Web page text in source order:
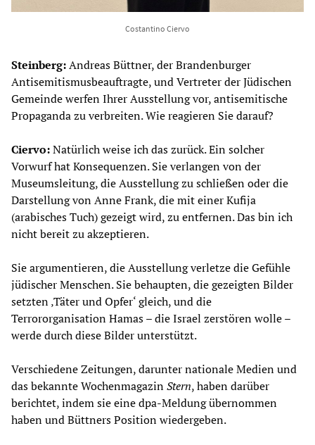
Costantino Ciervo
Steinberg:Andreas Büttner, der Brandenburger
Antisemitismusbeauftragte, und Vertreter der Jüdischen
Gemeinde werfen Ihrer Ausstellung vor, antisemitische
Propaganda zu verbreiten. Wie reagieren Sie darauf?
Ciervo:Natürlich weise ich das zurück. Ein solcher
Vorwurf hat Konsequenzen. Sie verlangen von der
Museumsleitung, die Ausstellung zu schließen oder die
Darstellung von Anne Frank, die mit einer Kufija
(arabisches Tuch) gezeigt wird, zu entfernen. Das bin ich
nicht bereit zu akzeptieren.
Sie argumentieren, die Ausstellung verletze die Gefühle
jüdischer Menschen. Sie behaupten, die gezeigten Bilder
setzten ‚Täter und Opfer‘ gleich, und die
Terrororganisation Hamas – die Israel zerstören wolle –
werde durch diese Bilder unterstützt.
Verschiedene Zeitungen, darunter nationale Medien und
das bekannte WochenmagazinStern, haben darüber
berichtet, indem sie eine dpa-Meldung übernommen
haben und Büttners Position wiedergeben.